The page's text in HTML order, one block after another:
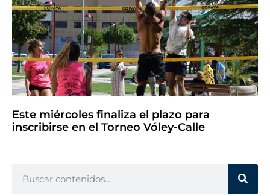
Este miércoles finaliza el plazo para
inscribirse en el Torneo Vóley-Calle